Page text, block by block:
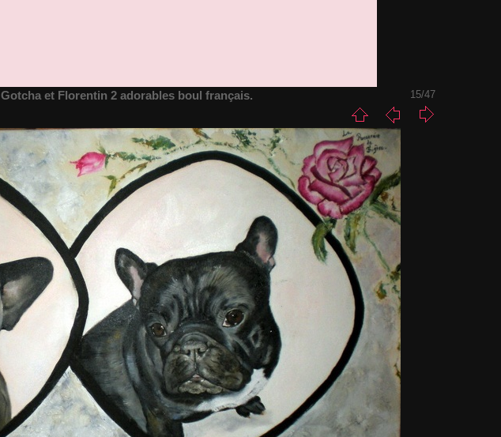
Gotcha et Florentin 2 adorables boul français. 15/47